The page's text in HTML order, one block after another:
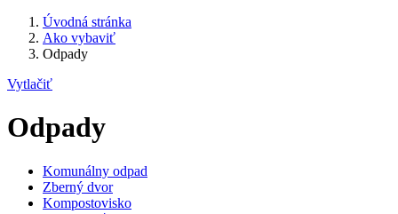
Úvodná stránka
Ako vybaviť
Odpady
Vytlačiť
Odpady
Komunálny odpad
Zberný dvor
Kompostovisko